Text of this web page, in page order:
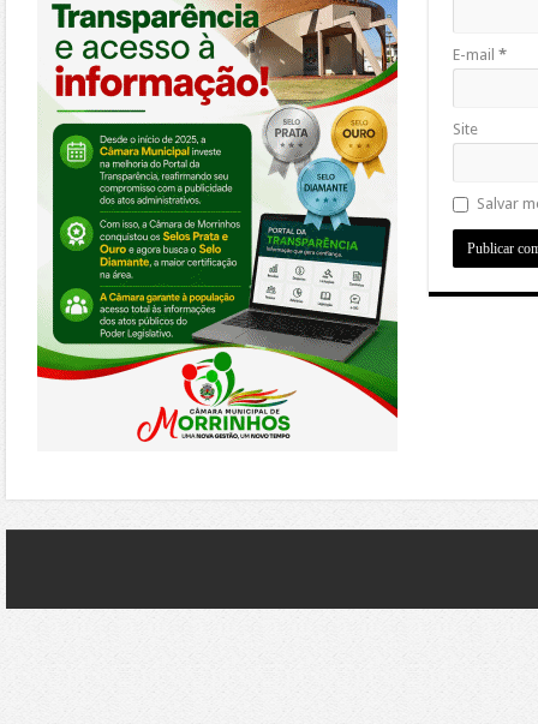
E-mail *
Site
Salvar